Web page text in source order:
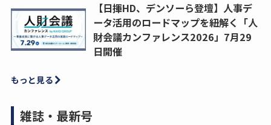
【日揮HD、デンソーら登壇】人事デ
ータ活用のロードマップを紐解く「人
財会議カンファレンス2026」7月29
日開催
もっと見る
雑誌・最新号